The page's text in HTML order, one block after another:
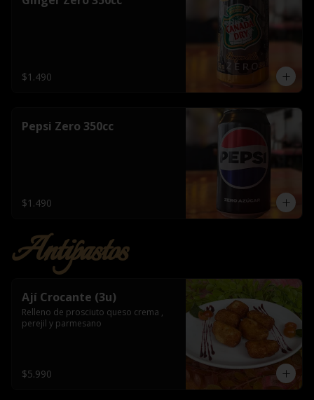
$1.490
Pepsi Zero 350cc
$1.490
Antipastos
Ají Crocante (3u)
Relleno de prosciuto queso crema ,
perejil y parmesano
$5.990